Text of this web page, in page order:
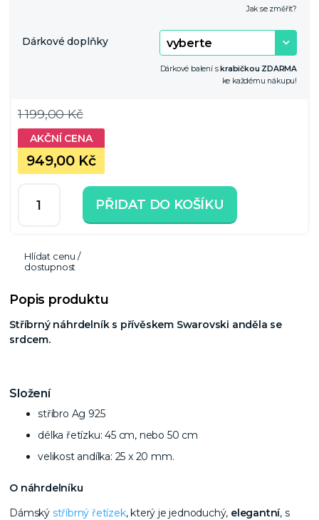
Jak se změřit?
Dárkové doplňky
Dárkové balení s krabičkou ZDARMA
ke každému nákupu!
949,00 Kč
1 199,00 Kč
PŘIDAT DO KOŠÍKU
Hlídat cenu /
dostupnost
Popis produktu
Stříbrný náhrdelník s přívěskem Swarovski anděla se
srdcem.
Složení
stříbro Ag 925
délka řetízku: 45 cm, nebo 50 cm
velikost andílka: 25 x 20 mm.
O náhrdelníku
Dámský stříbrný řetízek, který je jednoduchý, elegantní, s